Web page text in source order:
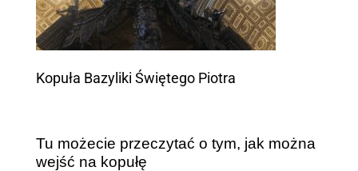
Kopuła Bazyliki Świętego Piotra
Tu możecie przeczytać o tym, jak można
wejść na kopułę